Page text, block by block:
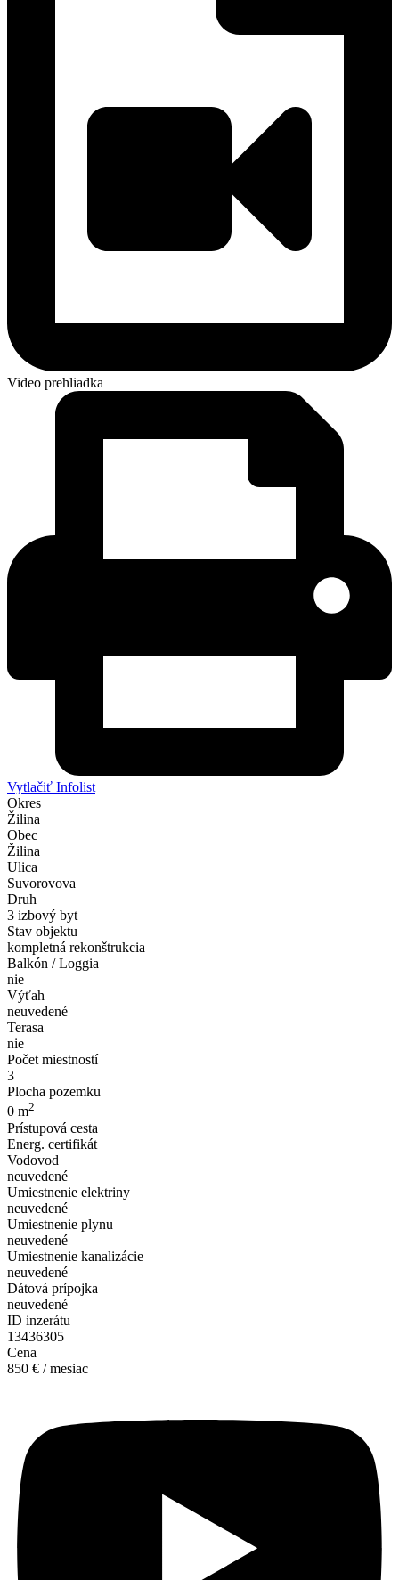
Video prehliadka
Vytlačiť Infolist
Okres
Žilina
Obec
Žilina
Ulica
Suvorovova
Druh
3 izbový byt
Stav objektu
kompletná rekonštrukcia
Balkón / Loggia
nie
Výťah
neuvedené
Terasa
nie
Počet miestností
3
Plocha pozemku
0 m2
Prístupová cesta
Energ. certifikát
Vodovod
neuvedené
Umiestnenie elektriny
neuvedené
Umiestnenie plynu
neuvedené
Umiestnenie kanalizácie
neuvedené
Dátová prípojka
neuvedené
ID inzerátu
13436305
Cena
850 € / mesiac